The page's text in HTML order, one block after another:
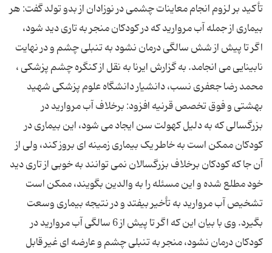
تأکید بر لزوم انجام معاینات چشمی در نوزادان از بدو تولد گفت: هر
بیماری از جمله آب مروارید که در کودکان منجر به تاری دید شود،
اگر تا پیش از شش سالگی درمان نشود به تنبلی چشم و در نهایت
نابینایی می‌ انجامد. به گزارش ایرنا به نقل از کنگره چشم پزشکی ،
محمد رضا جعفری نسب، دانشیار دانشگاه علوم پزشکی شهید
بهشتی و فوق تخصص قرنیه افزود: برخلاف آب مروارید در
بزرگسالی که به دلیل کهولت سن ایجاد می ‌شود، این بیماری در
کودکان ممکن است به خاطر یک بیماری زمینه ‌ای بروز کند، ولی از
آن جا که کودکان برخلاف بزرگسالان نمی ‌توانند به خوبی از تاری دید
خود مطلع شده و این مسئله را به والدین بگویند، ممکن است
تشخیص آب مروارید به تأخیر بیفتد و در نتیجه بیماری وسعت
بگیرد. وی با بیان این که اگر تا پیش از 6 سالگی آب مروارید در
کودکان درمان نشود، منجر به تنبلی چشم و عارضه ‌ای غیر قابل